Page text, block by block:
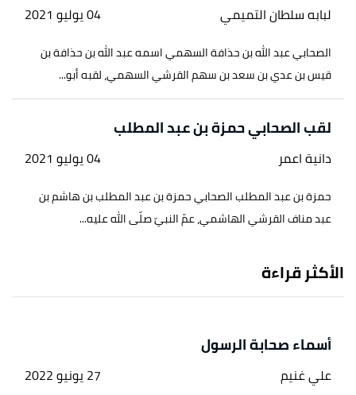
لبابه سلطان التميمي 04 يوليو 2021
الصحابي عبد الله بن حذافة السهمي اسمه عبد الله بن حذافة بن
قيس بن عدي بن سعد بن سهم القرشي السهمي، لقبه أبو...
لقب الصحابي حمزة بن عبد المطلب
دانية اعمر 04 يوليو 2021
حمزة بن عبد المطلب الصحابي حمزة بن عبد المطلب بن هاشم بن
عبد مناف القرشي الهاشمي، عمّ النبيّ صلّى الله عليه...
الأكثر قراءة
أسماء صحابة الرسول
علي غنيم 27 يونيو 2022